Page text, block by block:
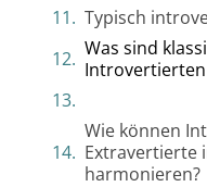
Typisch
Was sind
Wie können
Extravertierte
harmonieren?